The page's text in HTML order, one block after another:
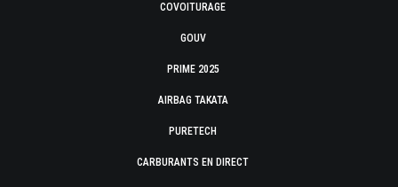
COVOITURAGE
GOUV
PRIME 2025
AIRBAG TAKATA
PURETECH
CARBURANTS EN DIRECT